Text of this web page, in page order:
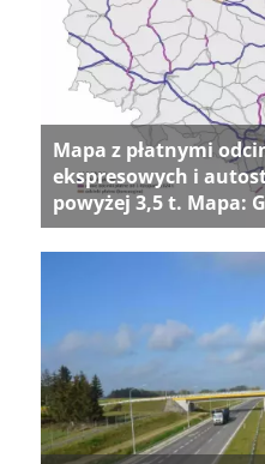
Mapa z płatnymi
ekspresowych i
powyżej 3,5 t. Mapa: